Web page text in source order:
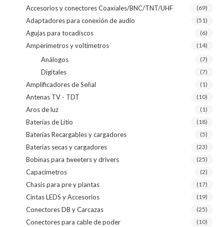
Accesorios y conectores Coaxiales/BNC/TNT/UHF (69)
Adaptadores para conexión de audio (51)
Agujas para tocadiscos (6)
Amperímetros y voltímetros (14)
Análogos (7)
Digitales (7)
Amplificadores de Señal (1)
Antenas TV - TDT (10)
Aros de luz (1)
Baterías de Litio (18)
Baterías Recargables y cargadores (5)
Baterías secas y cargadores (23)
Bobinas para tweeters y drivers (25)
Capacímetros (2)
Chasis para pre y plantas (17)
Cintas LEDS y Accesorios (19)
Conectores DB y Carcazas (25)
Conectores para cable de poder (10)